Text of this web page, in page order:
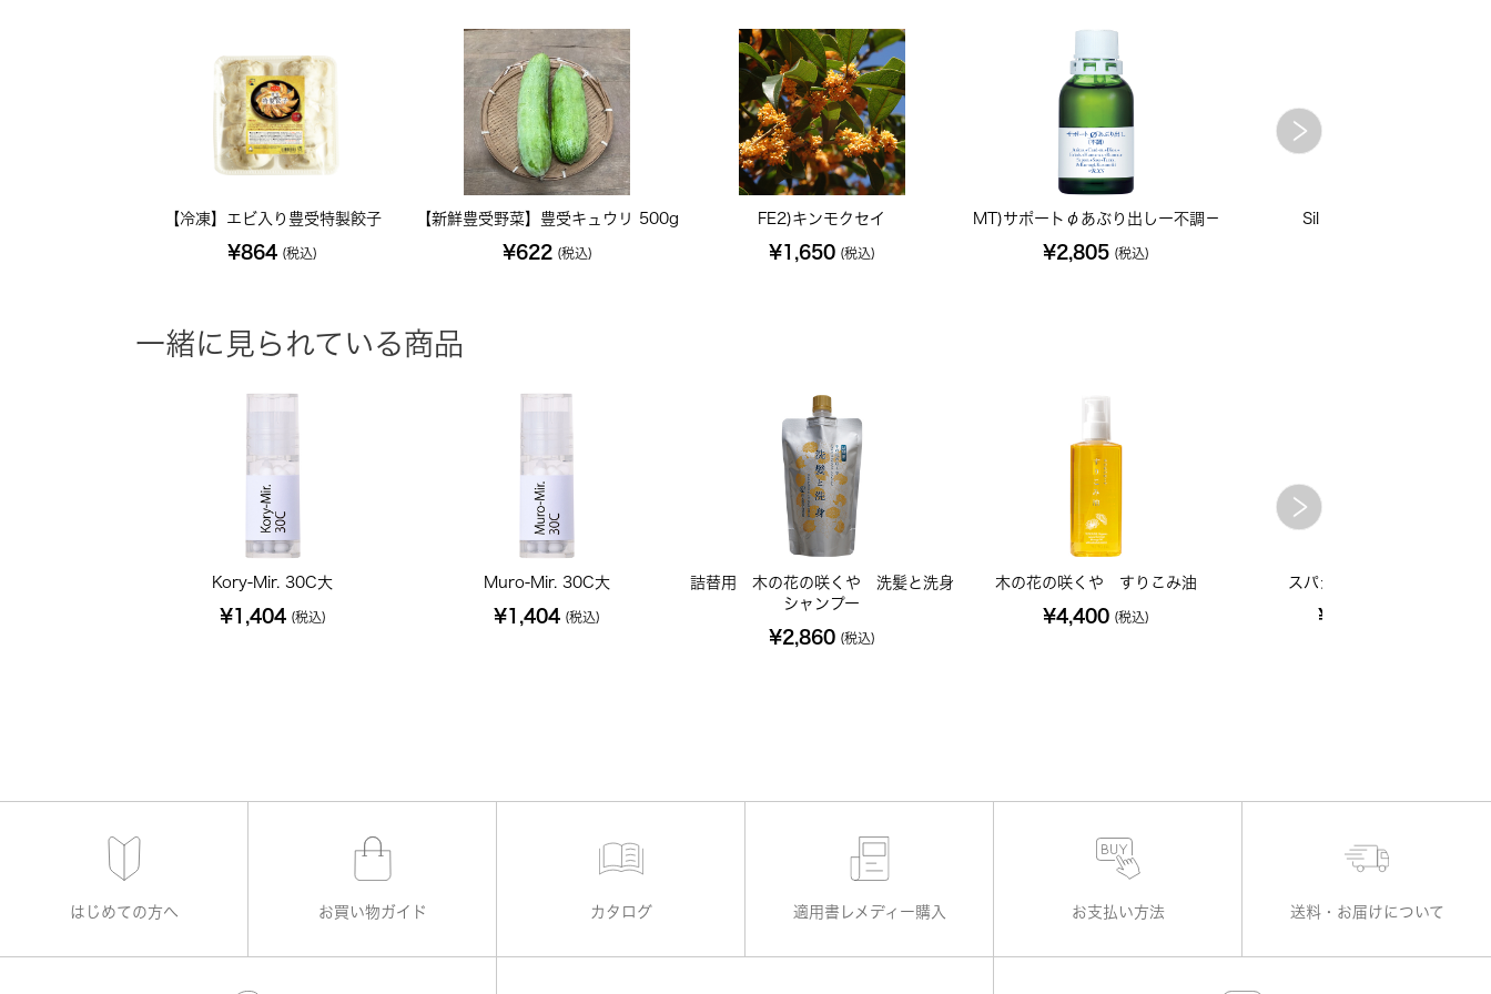
【冷凍】エビ入り豊受特製餃子
¥864 (税込)
【新鮮豊受野菜】豊受キュウリ 500g
¥622 (税込)
FE2)キンモクセイ
¥1,650 (税込)
MT)サポートφあぶり出しー不調－
¥2,805 (税込)
Sil シリカ 200C 小
一緒に見られている商品
Kory-Mir. 30C大
¥1,404 (税込)
Muro-Mir. 30C大
¥1,404 (税込)
詰替用 木の花の咲くや 洗髪と洗身
シャンプー
¥2,860 (税込)
木の花の咲くや すりこみ油
¥4,400 (税込)
スパジリックビーC (小)
¥1,100
はじめての方へ お買い物ガイド カタログ 適用書レメディー購入 お支払い方法 送料・お届けについて